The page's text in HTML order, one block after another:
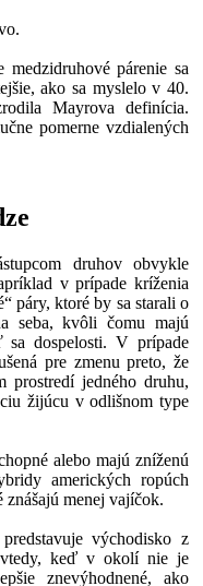
párenie sa
ako sa myslelo v 40.
Mayrova definícia.
pomerne vzdialených
druhov obvykle
v prípade kríženia
páry, ktoré by sa starali o
seba, kvôli čomu majú
sa dospelosti. V prípade
pre zmenu preto, že
prostredí jedného druhu,
žijúcu v odlišnom type
alebo majú zníženú
amerických ropúch
znášajú menej vajíčok.
východisko z
vtedy, keď v okolí nie je
znevýhodnené, ako